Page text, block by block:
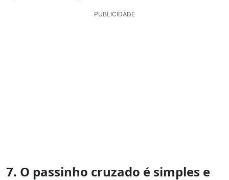
PUBLICIDADE
7. O passinho cruzado é simples e